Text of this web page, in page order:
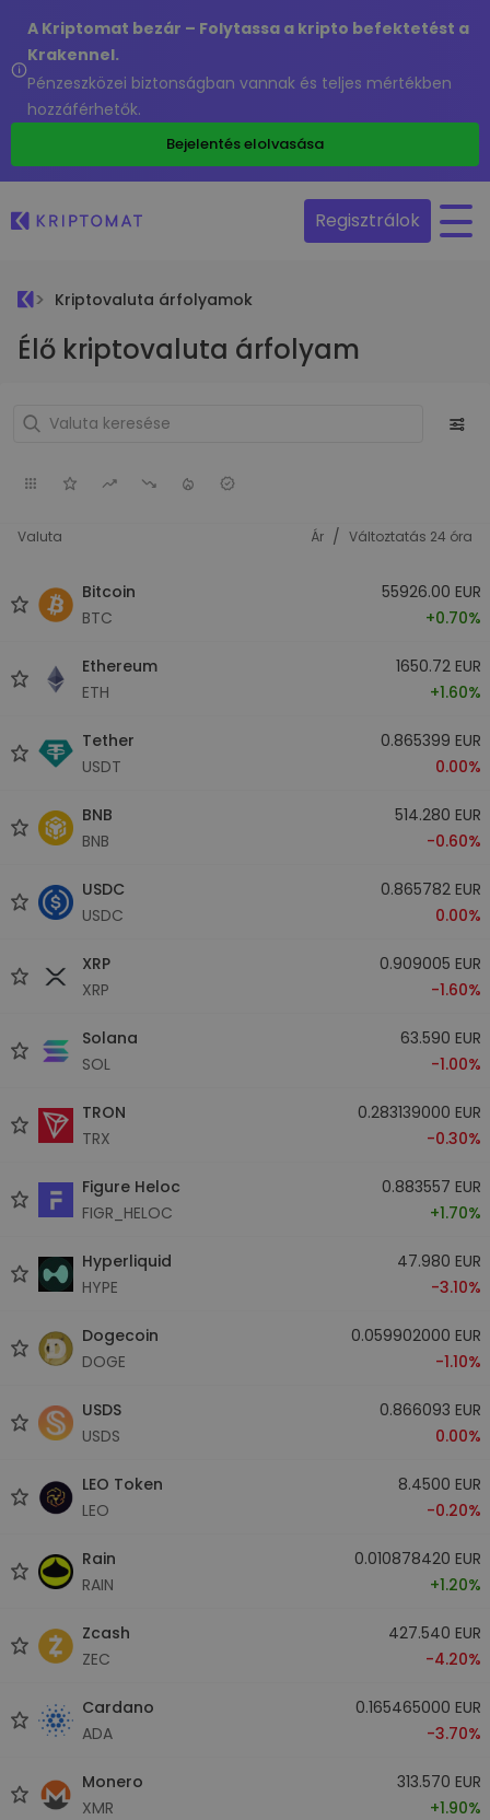
A Kriptomat bezár – Folytassa a kripto befektetést a
Krakennel.
Pénzeszközei biztonságban vannak és teljes mértékben
hozzáférhetők.
Bejelentés elolvasása
Regisztrálok
Kriptovaluta árfolyamok
Élő kriptovaluta árfolyam
Valuta Ár / Változtatás 24 óra
Bitcoin
BTC
55926.00 EUR
+0.70%
Ethereum
ETH
1650.72 EUR
+1.60%
Tether
USDT
0.865399 EUR
0.00%
BNB
BNB
514.280 EUR
-0.60%
USDC
USDC
0.865782 EUR
0.00%
XRP
XRP
0.909005 EUR
-1.60%
Solana
SOL
63.590 EUR
-1.00%
TRON
TRX
0.283139000 EUR
-0.30%
Figure Heloc
FIGR_HELOC
0.883557 EUR
+1.70%
Hyperliquid
HYPE
47.980 EUR
-3.10%
Dogecoin
DOGE
0.059902000 EUR
-1.10%
USDS
USDS
0.866093 EUR
0.00%
LEO Token
LEO
8.4500 EUR
-0.20%
Rain
RAIN
0.010878420 EUR
+1.20%
Zcash
ZEC
427.540 EUR
-4.20%
Cardano
ADA
0.165465000 EUR
-3.70%
Monero
XMR
313.570 EUR
+1.90%